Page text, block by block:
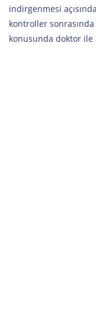
indirgenmesi
kontroller
konusunda doktor